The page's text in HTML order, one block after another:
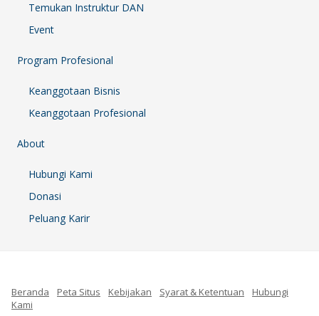
Temukan Instruktur DAN
Event
Program Profesional
Keanggotaan Bisnis
Keanggotaan Profesional
About
Hubungi Kami
Donasi
Peluang Karir
Beranda Peta Situs Kebijakan Syarat & Ketentuan
Hubungi
Kami